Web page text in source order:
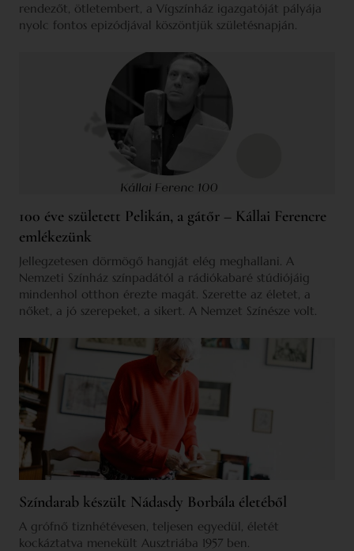
rendezőt, ötletembert, a Vígszínház igazgatóját pályája
nyolc fontos epizódjával köszöntjük születésnapján.
100 éve született Pelikán, a gátőr – Kállai Ferencre
emlékezünk
Jellegzetesen dörmögő hangját elég meghallani. A
Nemzeti Színház színpadától a rádiókabaré stúdiójáig
mindenhol otthon érezte magát. Szerette az életet, a
nőket, a jó szerepeket, a sikert. A Nemzet Színésze volt.
Színdarab készült Nádasdy Borbála életéből
A grófnő tiznhétévesen, teljesen egyedül, életét
kockáztatva menekült Ausztriába 1957 ben.